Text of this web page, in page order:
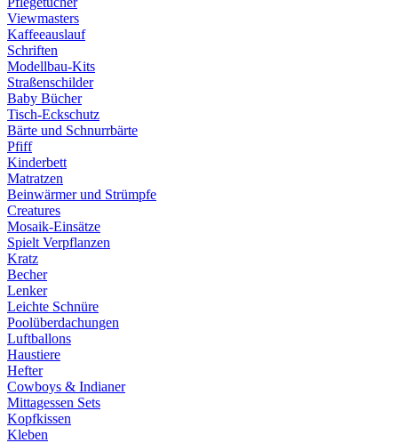
Viewmasters
Kaffeeauslauf
Schriften
Modellbau-Kits
Straßenschilder
Baby Bücher
Tisch-Eckschutz
Bärte und Schnurrbärte
Pfiff
Kinderbett
Matratzen
Beinwärmer und Strümpfe
Creatures
Mosaik-Einsätze
Spielt Verpflanzen
Kratz
Becher
Lenker
Leichte Schnüre
Poolüberdachungen
Luftballons
Haustiere
Hefter
Cowboys & Indianer
Mittagessen Sets
Kopfkissen
Kleben